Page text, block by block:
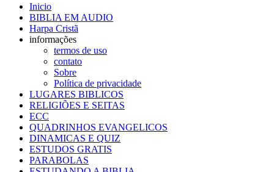
Inicio
BIBLIA EM AUDIO
Harpa Cristã
informações
termos de uso
contato
Sobre
Política de privacidade
LUGARES BIBLICOS
RELIGIÕES E SEITAS
ECC
QUADRINHOS EVANGELICOS
DINAMICAS E QUIZ
ESTUDOS GRATIS
PARABOLAS